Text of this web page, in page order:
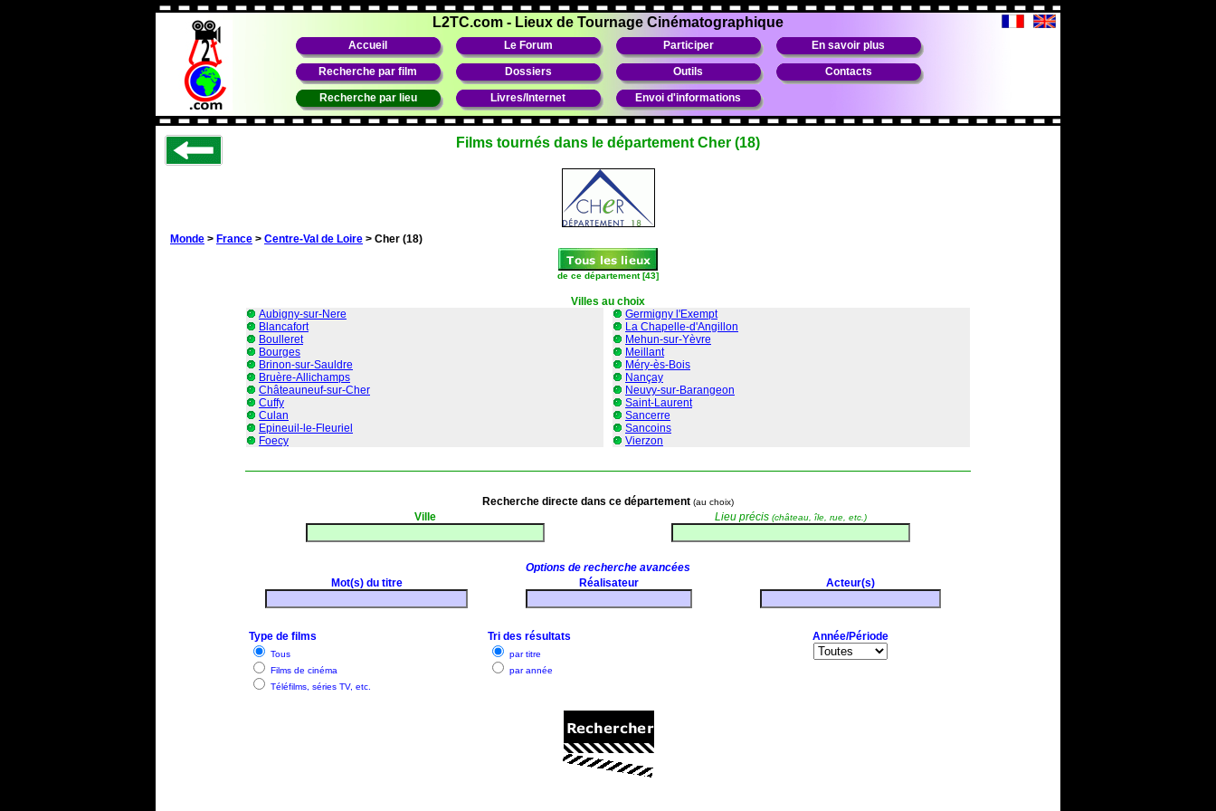
L2TC.com - Lieux de Tournage Cinématographique
Accueil Le Forum Participer En savoir plus
Recherche par film Dossiers Outils Contacts
Recherche par lieu Livres/Internet Envoi d'informations
Films tournés dans le département Cher (18)
Monde > France > Centre-Val de Loire > Cher (18)
de ce département [43]
Villes au choix
Aubigny-sur-Nere
Blancafort
Boulleret
Bourges
Brinon-sur-Sauldre
Bruère-Allichamps
Châteauneuf-sur-Cher
Cuffy
Culan
Epineuil-le-Fleuriel
Foecy
Germigny l'Exempt
La Chapelle-d'Angillon
Mehun-sur-Yèvre
Meillant
Méry-ès-Bois
Nançay
Neuvy-sur-Barangeon
Saint-Laurent
Sancerre
Sancoins
Vierzon
Recherche directe dans ce département (au choix)
Ville Lieu précis (château, île, rue, etc.)
Options de recherche avancées
Mot(s) du titre
Réalisateur Acteur(s)
Type de films
Tous
Films de cinéma
Téléfilms, séries TV, etc.
Tri des résultats
par titre
par année
Année/Période